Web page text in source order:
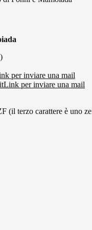
per inviare una mail
Link per inviare una mail
(il terzo carattere è uno